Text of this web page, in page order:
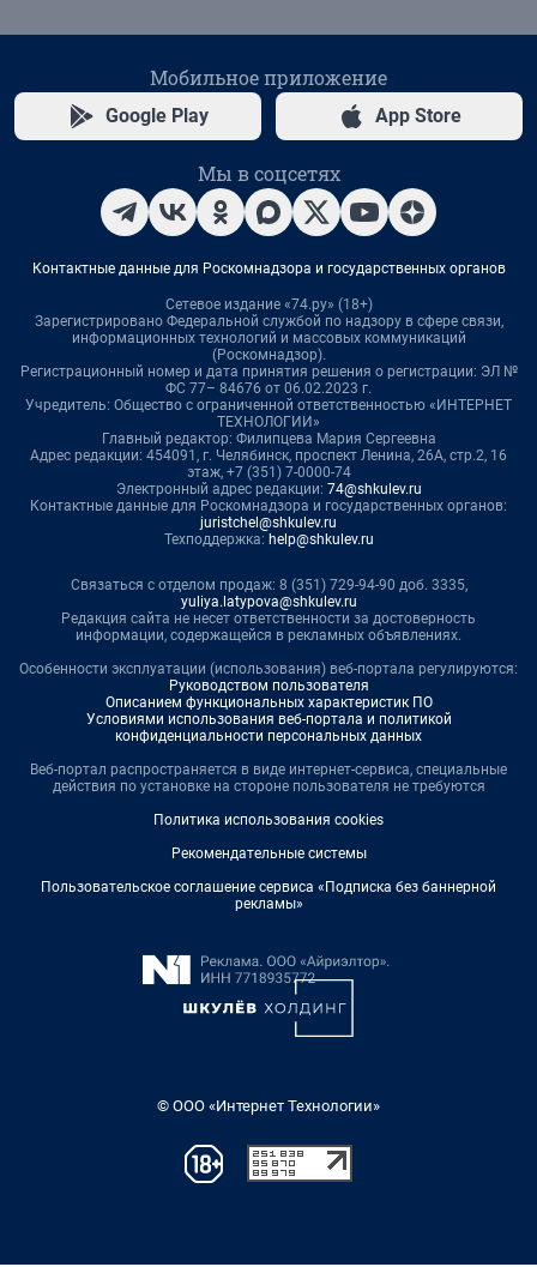
Мобильное приложение
Google Play App Store
Мы в соцсетях
Контактные данные для Роскомнадзора и государственных органов
Сетевое издание «74.ру» (18+)
Зарегистрировано Федеральной службой по надзору в сфере связи,
информационных технологий и массовых коммуникаций
(Роскомнадзор).
Регистрационный номер и дата принятия решения о регистрации: ЭЛ №
ФС 77– 84676 от 06.02.2023 г.
Учредитель: Общество с ограниченной ответственностью «ИНТЕРНЕТ
ТЕХНОЛОГИИ»
Главный редактор: Филипцева Мария Сергеевна
Адрес редакции: 454091, г. Челябинск, проспект Ленина, 26А, стр.2, 16
этаж, +7 (351) 7-0000-74
Электронный адрес редакции: 74@shkulev.ru
Контактные данные для Роскомнадзора и государственных органов:
juristchel@shkulev.ru
Техподдержка: help@shkulev.ru
Связаться с отделом продаж: 8 (351) 729-94-90 доб. 3335,
yuliya.latypova@shkulev.ru
Редакция сайта не несет ответственности за достоверность
информации, содержащейся в рекламных объявлениях.
Особенности эксплуатации (использования) веб-портала регулируются:
Руководством пользователя
Описанием функциональных характеристик ПО
Условиями использования веб-портала и политикой
конфиденциальности персональных данных
Веб-портал распространяется в виде интернет-сервиса, специальные
действия по установке на стороне пользователя не требуются
Политика использования cookies
Рекомендательные системы
Пользовательское соглашение сервиса «Подписка без баннерной
рекламы»
© ООО «Интернет Технологии»